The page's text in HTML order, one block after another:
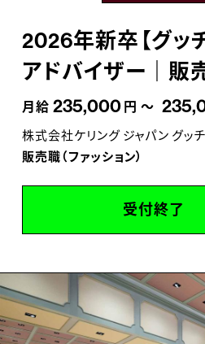
2026年新卒【グッ
アドバイザー｜販
月給 235,000 円 ～
株式会社ケリング ジャパン グッ
販売職（ファッション）
受付終了